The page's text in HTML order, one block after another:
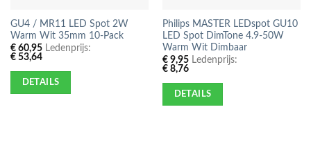
GU4 / MR11 LED Spot 2W
Warm Wit 35mm 10-Pack
€60,95Ledenprijs:
€53,64
DETAILS
Philips MASTER LEDspot GU10
LED Spot DimTone 4.9-50W
Warm Wit Dimbaar
€9,95Ledenprijs:
€8,76
DETAILS